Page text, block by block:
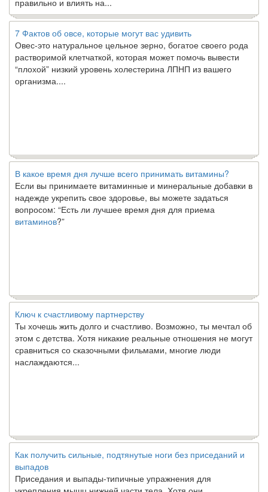
7 Фактов об овсе, которые могут вас удивить
Овес-это натуральное цельное зерно, богатое своего рода
растворимой клетчаткой, которая может помочь вывести
“плохой” низкий уровень холестерина ЛПНП из вашего
организма....
В какое время дня лучше всего принимать витамины?
Если вы принимаете витаминные и минеральные добавки в
надежде укрепить свое здоровье, вы можете задаться
вопросом: “Есть ли лучшее время дня для приема
витаминов ?”
Ключ к счастливому партнерству
Ты хочешь жить долго и счастливо. Возможно, ты мечтал об
этом с детства. Хотя никакие реальные отношения не могут
сравниться со сказочными фильмами, многие люди
наслаждаются...
Как получить сильные, подтянутые ноги без приседаний и
выпадов
Приседания и выпады-типичные упражнения для
укрепления мышц нижней части тела. Хотя они